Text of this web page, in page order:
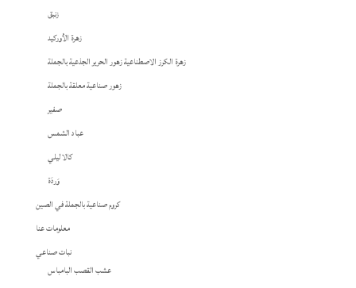
زنبق
زهرة الأوركيد
زهرة الكرز الاصطناعية زهور الحرير الجذعية بالجملة
زهور صناعية معلقة بالجملة
صفير
عباد الشمس
كالا ليلي
وَردَة
كروم صناعية بالجملة في الصين
معلومات عنا
نبات صناعي
عشب القصب البامباس